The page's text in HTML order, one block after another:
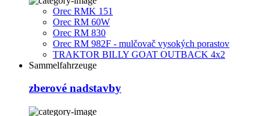
Orec RMK 151
Orec RM 60W
Orec RM 830
Orec RM 982F - mulčovač vysokých porastov
TRAKTOR BILLY GOAT OUTBACK 4x2
Sammelfahrzeuge
zberové nadstavby